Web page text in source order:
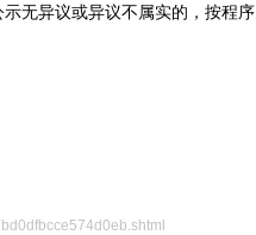
无异议或异议不属实的，按程